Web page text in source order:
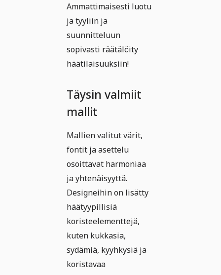
Ammattimaisesti luotu
ja tyyliin ja
suunnitteluun
sopivasti räätälöity
häätilaisuuksiin!
Täysin valmiit
mallit
Mallien valitut värit,
fontit ja asettelu
osoittavat harmoniaa
ja yhtenäisyyttä.
Designeihin on lisätty
häätyypillisiä
koristeelementtejä,
kuten kukkasia,
sydämiä, kyyhkysiä ja
koristavaa